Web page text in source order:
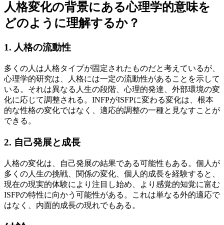
人格変化の背景にある心理学的意味を
どのように理解するか？
1. 人格の流動性
多くの人は人格タイプが固定されたものだと考えているが、
心理学的研究は、人格には一定の流動性があることを示して
いる。それは異なる人生の段階、心理的発達、外部環境の変
化に応じて調整される。INFPがISFPに変わる変化は、根本
的な性格の変化ではなく、適応的調整の一種と見なすことが
できる。
2. 自己発展と成長
人格の変化は、自己発展の結果である可能性もある。個人が
多くの人生の挑戦、関係の変化、個人的成長を経験すると、
現在の現実的体験により注目し始め、より感覚的知覚に富む
ISFPの特性に向かう可能性がある。これは単なる外的適応で
はなく、内面的成長の現れでもある。